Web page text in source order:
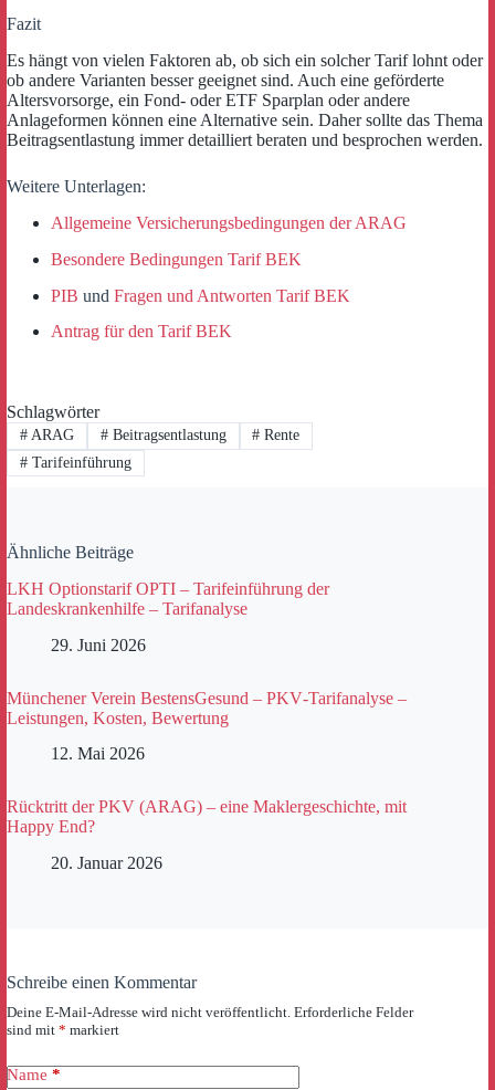
Fazit
Es hängt von vielen Faktoren ab, ob sich ein solcher Tarif lohnt oder
ob andere Varianten besser geeignet sind. Auch eine geförderte
Altersvorsorge, ein Fond- oder ETF Sparplan oder andere
Anlageformen können eine Alternative sein. Daher sollte das Thema
Beitragsentlastung immer detailliert beraten und besprochen werden.
Weitere Unterlagen:
Allgemeine Versicherungsbedingungen der ARAG
Besondere Bedingungen Tarif BEK
PIB und Fragen und Antworten Tarif BEK
Antrag für den Tarif BEK
Schlagwörter
#ARAG #Beitragsentlastung # Rente
#Tarifeinführung
Ähnliche Beiträge
LKH Optionstarif OPTI – Tarifeinführung der
Landeskrankenhilfe – Tarifanalyse
29. Juni 2026
Münchener Verein BestensGesund – PKV‑Tarifanalyse –
Leistungen, Kosten, Bewertung
12. Mai 2026
Rücktritt der PKV (ARAG) – eine Maklergeschichte, mit
Happy End?
20. Januar 2026
Schreibe einen Kommentar
Deine E-Mail-Adresse wird nicht veröffentlicht. Erforderliche Felder
sind mit * markiert
Name *